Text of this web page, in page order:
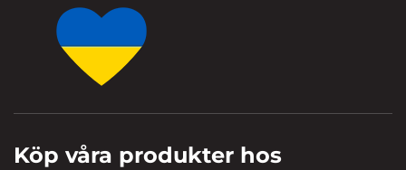
Köp våra produkter hos